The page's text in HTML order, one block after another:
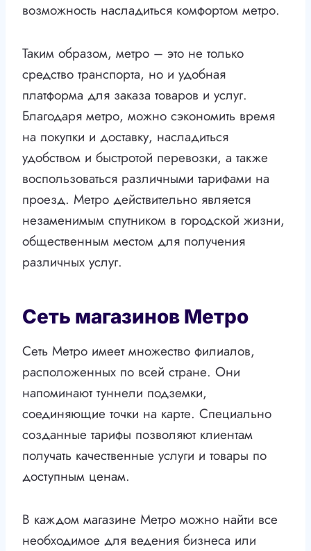
возможность насладиться комфортом метро.
Таким образом, метро – это не только
средство транспорта, но и удобная
платформа для заказа товаров и услуг.
Благодаря метро, можно сэкономить время
на покупки и доставку, насладиться
удобством и быстротой перевозки, а также
воспользоваться различными тарифами на
проезд. Метро действительно является
незаменимым спутником в городской жизни,
общественным местом для получения
различных услуг.
Сеть магазинов Метро
Сеть Метро имеет множество филиалов,
расположенных по всей стране. Они
напоминают туннели подземки,
соединяющие точки на карте. Специально
созданные тарифы позволяют клиентам
получать качественные услуги и товары по
доступным ценам.
В каждом магазине Метро можно найти все
необходимое для ведения бизнеса или